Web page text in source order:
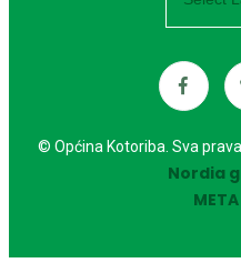
© Općina Kotoriba. Sva
Nordia